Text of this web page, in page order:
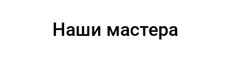
Наши мастера